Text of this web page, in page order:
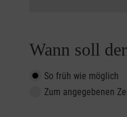
Wann soll
So früh wie möglich
Zum angegebenen